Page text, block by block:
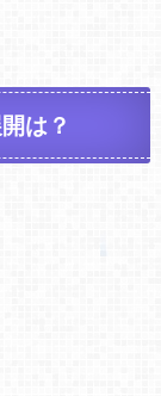
は？